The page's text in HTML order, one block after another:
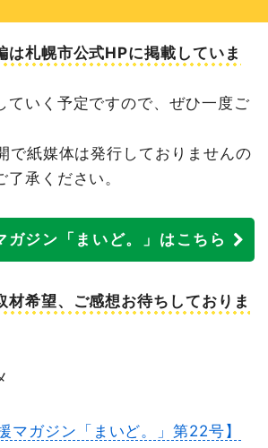
は札幌市公式HPに掲載していま
ていく予定ですので、ぜひ一度ご
で紙媒体は発行しておりませんの
承ください。
ガジン「まいど。」はこちら
材希望、ご感想お待ちしておりま
マガジン「まいど。」第22号】